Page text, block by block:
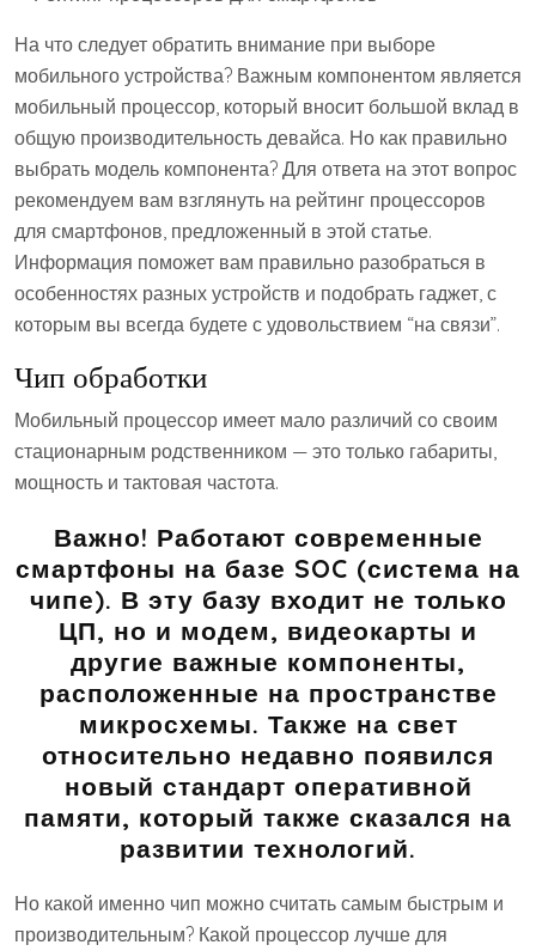
На что следует обратить внимание при выборе
мобильного устройства? Важным компонентом является
мобильный процессор, который вносит большой вклад в
общую производительность девайса. Но как правильно
выбрать модель компонента? Для ответа на этот вопрос
рекомендуем вам взглянуть на рейтинг процессоров
для смартфонов, предложенный в этой статье.
Информация поможет вам правильно разобраться в
особенностях разных устройств и подобрать гаджет, с
которым вы всегда будете с удовольствием “на связи”.
Чип обработки
Мобильный процессор имеет мало различий со своим
стационарным родственником — это только габариты,
мощность и тактовая частота.
Важно! Работают современные
смартфоны на базе SOC (система на
чипе). В эту базу входит не только
ЦП, но и модем, видеокарты и
другие важные компоненты,
расположенные на пространстве
микросхемы. Также на свет
относительно недавно появился
новый стандарт оперативной
памяти, который также сказался на
развитии технологий.
Но какой именно чип можно считать самым быстрым и
производительным? Какой процессор лучше для